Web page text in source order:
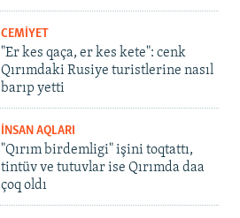
CEMİYET
"Er kes qaça, er kes kete": cenk
Qırımdaki Rusiye turistlerine nasıl
barıp yetti
İNSAN AQLARI
"Qırım birdemligi" işini toqtattı,
tintüv ve tutuvlar ise Qırımda daa
çoq oldı